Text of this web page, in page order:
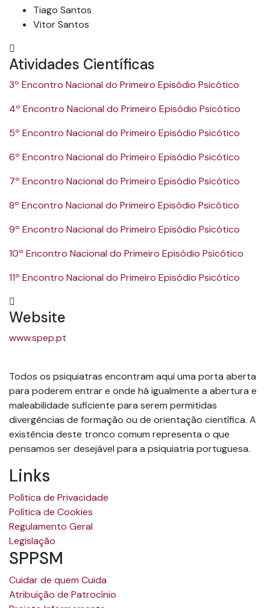
Tiago Santos
Vitor Santos
Atividades Científicas
3º Encontro Nacional do Primeiro Episódio Psicótico
4º Encontro Nacional do Primeiro Episódio Psicótico
5º Encontro Nacional do Primeiro Episódio Psicótico
6º Encontro Nacional do Primeiro Episódio Psicótico
7º Encontro Nacional do Primeiro Episódio Psicótico
8º Encontro Nacional do Primeiro Episódio Psicótico
9º Encontro Nacional do Primeiro Episódio Psicótico
10º Encontro Nacional do Primeiro Episódio Psicótico
11º Encontro Nacional do Primeiro Episódio Psicótico
Website
www.spep.pt
Todos os psiquiatras encontram aqui uma porta aberta
para poderem entrar e onde há igualmente a abertura e
maleabilidade suficiente para serem permitidas
divergências de formação ou de orientação científica. A
existência deste tronco comum representa o que
pensamos ser desejável para a psiquiatria portuguesa.
Links
Política de Privacidade
Política de Cookies
Regulamento Geral
Legislação
SPPSM
Cuidar de quem Cuida
Atribuição de Patrocínio